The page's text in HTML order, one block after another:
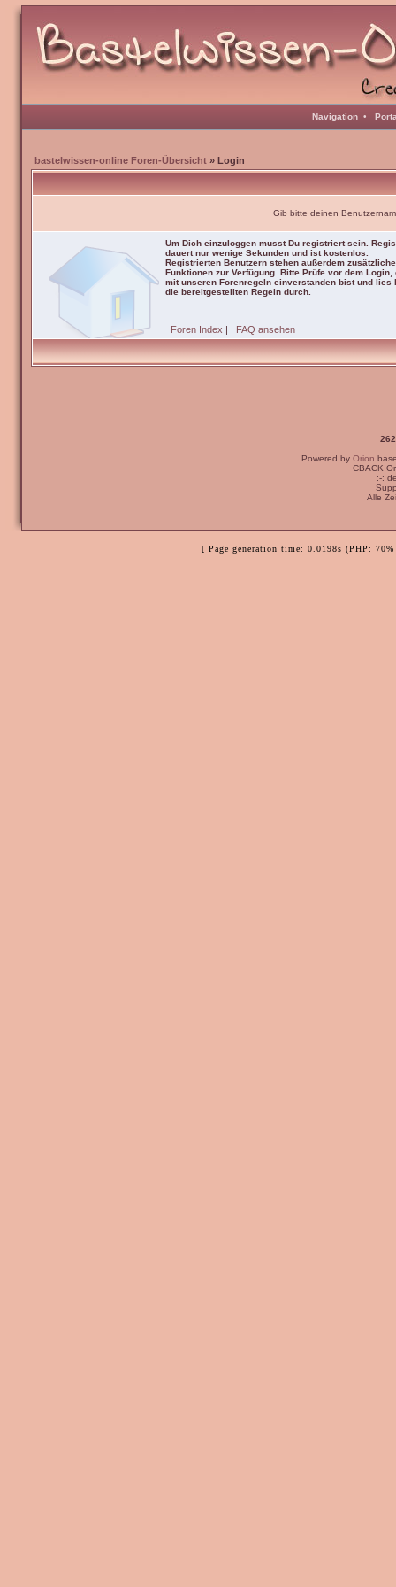
Navigation •
bastelwissen-online Foren-Übersicht » Login
Gib bitte deinen
Um Dich einzuloggen musst Du registriert sein.
dauert nur wenige Sekunden und ist kostenlos.
Registrierten Benutzern stehen außerdem zusätzliche
Funktionen zur Verfügung. Bitte Prüfe vor dem Login,
mit unseren Forenregeln einverstanden bist und lies
die bereitgestellten Regeln durch.
Foren Index | FAQ ansehen
Powered by Orion
CBACK
:-:
Alle
[ Page generation time: 0.0198s (PHP: